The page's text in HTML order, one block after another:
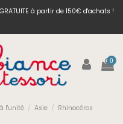
à partir de 150€ d'achats !
0
l'unité Asie
Rhinocéros